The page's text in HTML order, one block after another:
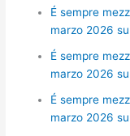
É sempre
marzo 2026 su
É sempre
marzo 2026 su
É sempre
marzo 2026 su